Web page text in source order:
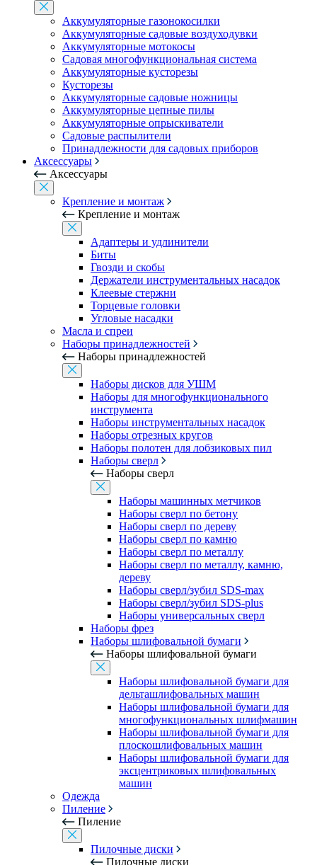
Аккумуляторные газонокосилки
Аккумуляторные садовые воздуходувки
Аккумуляторные мотокосы
Садовая многофункциональная система
Аккумуляторные кусторезы
Кусторезы
Аккумуляторные садовые ножницы
Аккумуляторные цепные пилы
Аккумуляторные опрыскиватели
Садовые распылители
Принадлежности для садовых приборов
Аксессуары
Аксессуары
Крепление и монтаж
Крепление и монтаж
Адаптеры и удлинители
Биты
Гвозди и скобы
Держатели инструментальных насадок
Клеевые стержни
Торцевые головки
Угловые насадки
Масла и спреи
Наборы принадлежностей
Наборы принадлежностей
Наборы дисков для УШМ
Наборы для многофункционального
инструмента
Наборы инструментальных насадок
Наборы отрезных кругов
Наборы полотен для лобзиковых пил
Наборы сверл
Наборы сверл
Наборы машинных метчиков
Наборы сверл по бетону
Наборы сверл по дереву
Наборы сверл по камню
Наборы сверл по металлу
Наборы сверл по металлу, камню,
дереву
Наборы сверл/зубил SDS-max
Наборы сверл/зубил SDS-plus
Наборы универсальных сверл
Наборы фрез
Наборы шлифовальной бумаги
Наборы шлифовальной бумаги
Наборы шлифовальной бумаги для
дельташлифовальных машин
Наборы шлифовальной бумаги для
многофункциональных шлифмашин
Наборы шлифовальной бумаги для
плоскошлифовальных машин
Наборы шлифовальной бумаги для
эксцентриковых шлифовальных
машин
Одежда
Пиление
Пиление
Пилочные диски
Пилочные диски